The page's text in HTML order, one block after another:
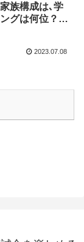
族構成は､学
グは何位？ビ
2023.07.08